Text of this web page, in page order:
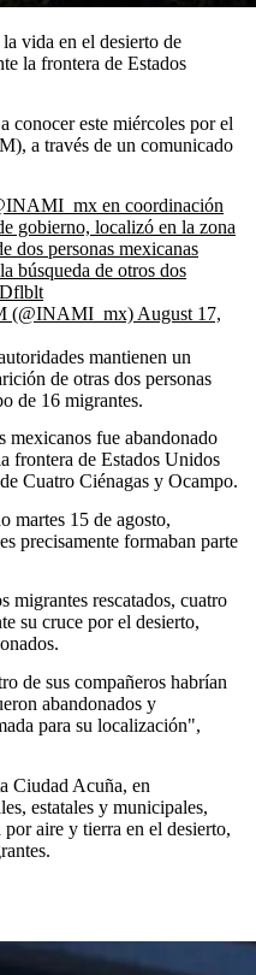
vida en el desierto de
la frontera de Estados
conocer este miércoles por el
a través de un comunicado
en coordinación
gobierno, localizó en la zona
dos personas mexicanas
búsqueda de otros dos
(@INAMI_mx) August 17,
mantienen un
de otras dos personas
de 16 migrantes.
mexicanos fue abandonado
frontera de Estados Unidos
Cuatro Ciénagas y Ocampo.
martes 15 de agosto,
precisamente formaban parte
migrantes rescatados, cuatro
su cruce por el desierto,
de sus compañeros habrían
abandonados y
para su localización",
Ciudad Acuña, en
estatales y municipales,
aire y tierra en el desierto,